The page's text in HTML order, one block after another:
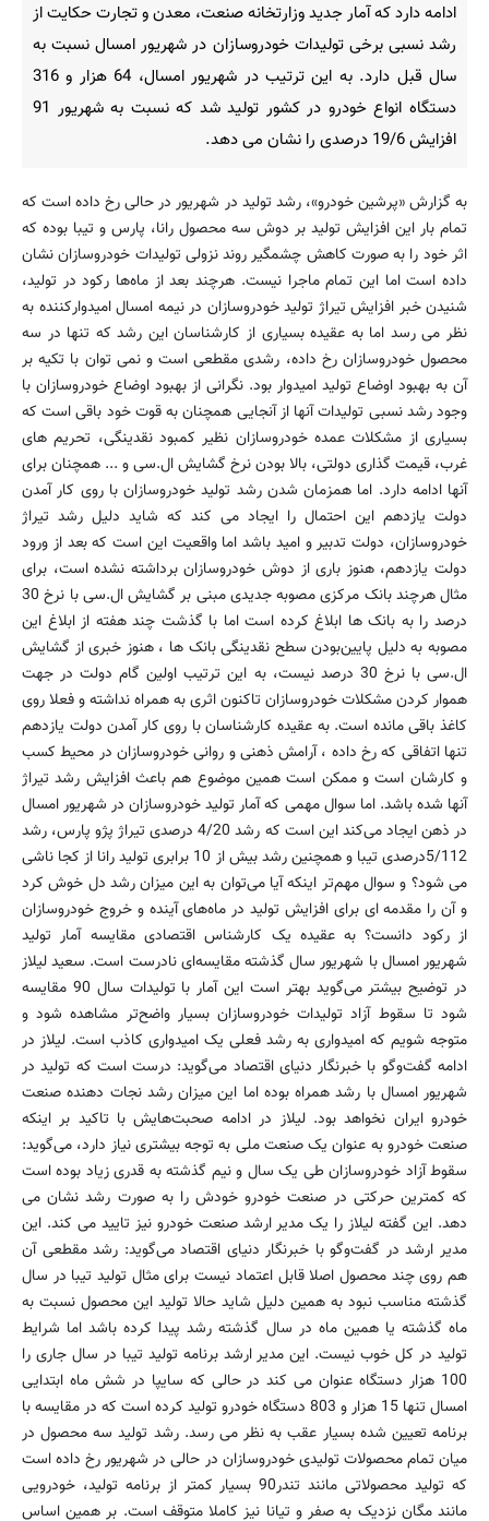
ادامه دارد که آمار جدید وزارتخانه صنعت، معدن و تجارت حکایت از
رشد نسبی برخی تولیدات خودروسازان در شهریور امسال نسبت به
سال قبل دارد. به این ترتیب در شهریور امسال، 64 هزار و 316
دستگاه انواع خودرو در کشور تولید شد که نسبت به شهریور 91
افزایش 19/6 درصدی را نشان می دهد.
به گزارش «پرشین خودرو»، رشد تولید در شهریور در حالی رخ داده است که
تمام بار این افزایش تولید بر دوش سه محصول رانا، پارس و تیبا بوده که
اثر خود را به صورت کاهش چشمگیر روند نزولی تولیدات خودروسازان نشان
داده است اما این تمام ماجرا نیست. هرچند بعد از ماه‌ها رکود در تولید،
شنیدن خبر افزایش تیراژ تولید خودروسازان در نیمه امسال امیدوارکننده به
نظر می رسد اما به عقیده بسیاری از کارشناسان این رشد که تنها در سه
محصول خودروسازان رخ داده، رشدی مقطعی است و نمی توان با تکیه بر
آن به بهبود اوضاع تولید امیدوار بود. نگرانی از بهبود اوضاع خودروسازان با
وجود رشد نسبی تولیدات آنها از آنجایی همچنان به قوت خود باقی است که
بسیاری از مشکلات عمده خودروسازان نظیر کمبود نقدینگی، تحریم های
غرب، قیمت گذاری دولتی، بالا بودن نرخ گشایش ال.سی و ... همچنان برای
آنها ادامه دارد. اما همزمان شدن رشد تولید خودروسازان با روی کار آمدن
دولت یازدهم این احتمال را ایجاد می کند که شاید دلیل رشد تیراژ
خودروسازان، دولت تدبیر و امید باشد اما واقعیت این است که بعد از ورود
دولت یازدهم، هنوز باری از دوش خودروسازان برداشته نشده است، برای
مثال هرچند بانک مرکزی مصوبه جدیدی مبنی بر گشایش ال.سی با نرخ 30
درصد را به بانک ها ابلاغ کرده است اما با گذشت چند هفته از ابلاغ این
مصوبه به دلیل پایین‌بودن سطح نقدینگی بانک ها ، هنوز خبری از گشایش
ال.سی با نرخ 30 درصد نیست، به این ترتیب اولین گام دولت در جهت
هموار کردن مشکلات خودروسازان تاکنون اثری به همراه نداشته و فعلا روی
کاغذ باقی مانده است. به عقیده کارشناسان با روی کار آمدن دولت یازدهم
تنها اتفاقی که رخ داده ، آرامش ذهنی و روانی خودروسازان در محیط کسب
و کارشان است و ممکن است همین موضوع هم باعث افزایش رشد تیراژ
آنها شده باشد. اما سوال مهمی که آمار تولید خودروسازان در شهریور امسال
در ذهن ایجاد می‌کند این است که رشد 4/20 درصدی تیراژ پژو پارس، رشد
5/112درصدی تیبا و همچنین رشد بیش از 10 برابری تولید رانا از کجا ناشی
می شود؟ و سوال مهم‌تر اینکه آیا می‌توان به این میزان رشد دل خوش کرد
و آن را مقدمه ای برای افزایش تولید در ماه‌های آینده و خروج خودروسازان
از رکود دانست؟ به عقیده یک کارشناس اقتصادی مقایسه آمار تولید
شهریور امسال با شهریور سال گذشته مقایسه‌ای نادرست است. سعید لیلاز
در توضیح بیشتر می‌گوید بهتر است این آمار با تولیدات سال 90 مقایسه
شود تا سقوط آزاد تولیدات خودروسازان بسیار واضح‌تر مشاهده شود و
متوجه شویم که امیدواری به رشد فعلی یک امیدواری کاذب است. لیلاز در
ادامه گفت‌وگو با خبرنگار دنیای اقتصاد می‌گوید: درست است که تولید در
شهریور امسال با رشد همراه بوده اما این میزان رشد نجات دهنده صنعت
خودرو ایران نخواهد بود. لیلاز در ادامه صحبت‌هایش با تاکید بر اینکه
صنعت خودرو به عنوان یک صنعت ملی به توجه بیشتری نیاز دارد، می‌گوید:
سقوط آزاد خودروسازان طی یک سال و نیم گذشته به قدری زیاد بوده است
که کمترین حرکتی در صنعت خودرو خودش را به صورت رشد نشان می
دهد. این گفته لیلاز را یک مدیر ارشد صنعت خودرو نیز تایید می کند. این
مدیر ارشد در گفت‌وگو با خبرنگار دنیای اقتصاد می‌گوید: رشد مقطعی آن
هم روی چند محصول اصلا قابل اعتماد نیست برای مثال تولید تیبا در سال
گذشته مناسب نبود به همین دلیل شاید حالا تولید این محصول نسبت به
ماه گذشته یا همین ماه در سال گذشته رشد پیدا کرده باشد اما شرایط
تولید در کل خوب نیست. این مدیر ارشد برنامه تولید تیبا در سال جاری را
100 هزار دستگاه عنوان می کند در حالی که سایپا در شش ماه ابتدایی
امسال تنها 15 هزار و 803 دستگاه خودرو تولید کرده است که در مقایسه با
برنامه تعیین شده بسیار عقب به نظر می رسد. رشد تولید سه محصول در
میان تمام محصولات تولیدی خودروسازان در حالی در شهریور رخ داده است
که تولید محصولاتی مانند تندر90 بسیار کمتر از برنامه تولید، خودرویی
مانند مگان نزدیک به صفر و تیانا نیز کاملا متوقف است. بر همین اساس